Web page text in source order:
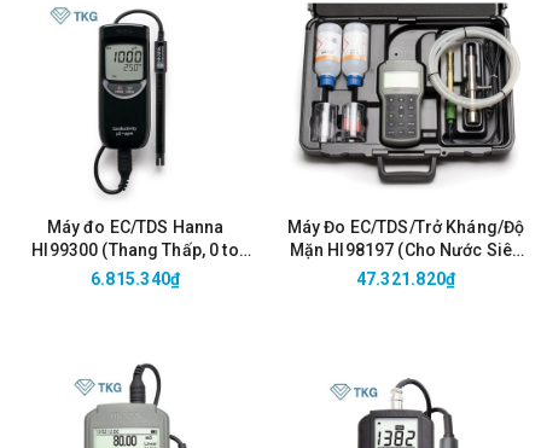
Máy đo EC/TDS Hanna
HI99300 (Thang Thấp, 0 to
3999 μS/cm, 0 to 2000 ppm)
6.815.340₫
Máy Đo EC/TDS/Trở Kháng/Độ
Mặn HI98197 (Cho Nước Siêu
Tinh Khiết)
47.321.820₫